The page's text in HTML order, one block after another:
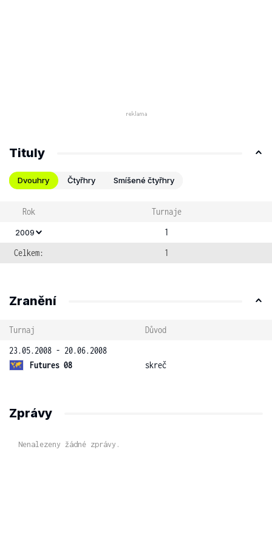
Tituly
Dvouhry Čtyřhry Smíšené čtyřhry
Rok Turnaje
2009
1
Celkem:
1
Zranění
Turnaj
Důvod
23.05.2008 - 20.06.2008
Futures 08
skreč
Zprávy
Nenalezeny žádné zprávy.